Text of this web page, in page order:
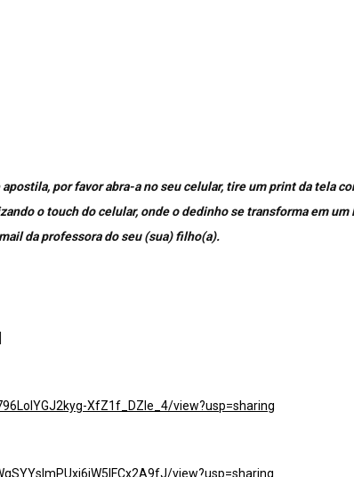
por favor abra-a no seu celular, tire um print da tela
o touch do celular, onde o dedinho se transforma em um
da professora do seu (sua) filho(a).
XfZ1f_DZIe_4/view?usp=sharing
view?usp=sharing